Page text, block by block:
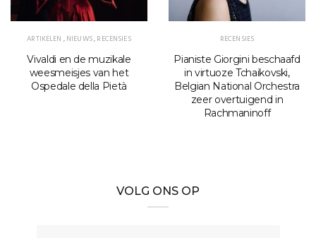
ARTIKELEN ,NIEUWS,RECENSIES
Vivaldi en de muzikale
weesmeisjes van het
Ospedale della Pietà
RECENSIES
Pianiste Giorgini beschaafd
in virtuoze Tchaikovski,
Belgian National Orchestra
zeer overtuigend in
Rachmaninoff
VOLG ONS OP